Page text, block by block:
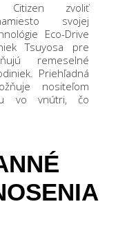
Citizen zvoliť
svojej
Eco-Drive
Tsuyosa pre
remeselné
Priehľadná
nositeľom
vo vnútri, čo